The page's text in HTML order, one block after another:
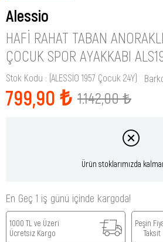
Alessio
HAFI RAHAT TABAN
ÇOCUK SPOR AYAKKABI
Stok Kodu (ALESSİO 1957 Çocuk 24Y)
1.142,00 ₺
799,90 ₺
Ürün stoklarımızda
En Geç 1 iş günü içinde kargoda!
1000 TL ve Üzeri
Ücretsiz Kargo
Peşin
Taksit